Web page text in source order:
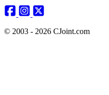
© 2003 - 2026 CJoint.com